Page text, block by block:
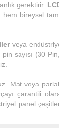
gerektirir.
bireysel
veya
sayısı (30
Mat veya
garantili
panel